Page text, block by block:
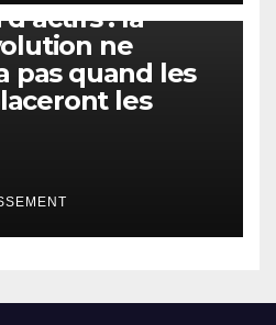
: la
ne
pas quand les
les